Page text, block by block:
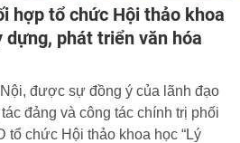
hợp tổ chức Hội thảo khoa
dựng, phát triển văn hóa
được sự đồng ý của lãnh đạo
đảng và công tác chính trị phối
tổ chức Hội thảo khoa học “Lý